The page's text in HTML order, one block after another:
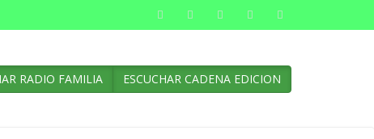
RADIO FAMILIA ESCUCHAR CADENA EDICION